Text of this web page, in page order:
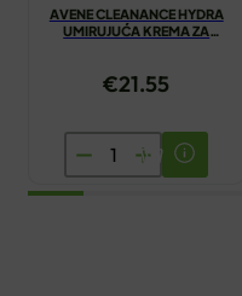
AVENE CLEANANCE HYDRA
UMIRUJUĆA KREMA ZA
€21.55
AVENE
CLEANANCE